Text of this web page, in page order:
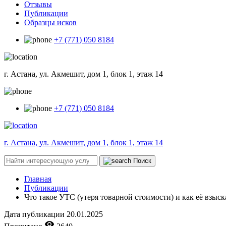
Отзывы
Публикации
Образцы исков
+7 (771) 050 8184
г. Астана, ул. Акмешит, дом 1, блок 1, этаж 14
+7 (771) 050 8184
г. Астана, ул. Акмешит, дом 1, блок 1, этаж 14
Поиск
Главная
Публикации
Что такое УТС (утеря товарной стоимости) и как её
Дата публикации 20.01.2025